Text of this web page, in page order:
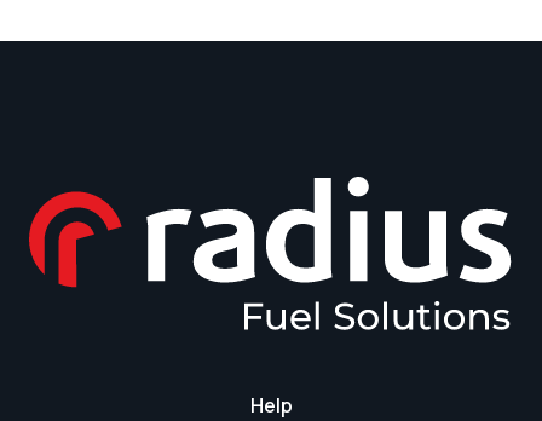
Help